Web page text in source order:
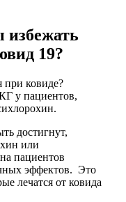
избежать
19?
при ковиде?
у пациентов,
достигнут,
или
пациентов
эффектов. Это
лечатся от ковида